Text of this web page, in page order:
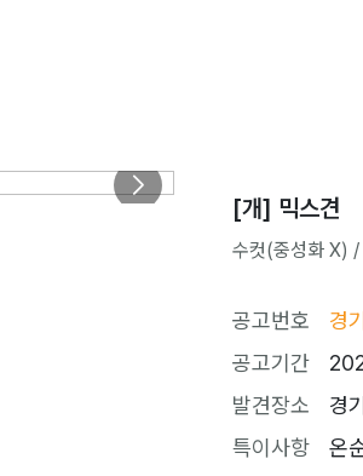
[개] 믹스견
수컷(중성화 X)
공고번호
경
공고기간
발견장소
경
특이사항
온